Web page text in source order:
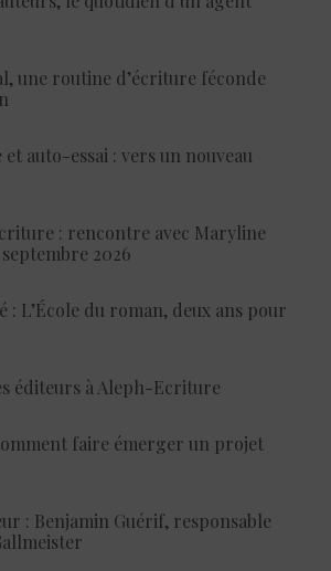
une routine d’écriture féconde
et auto-essai : vers un nouveau
: rencontre avec Maryline
2026
: L’École du roman, deux ans pour
éditeurs à Aleph-Ecriture
faire émerger un projet
: Benjamin Guérif, responsable